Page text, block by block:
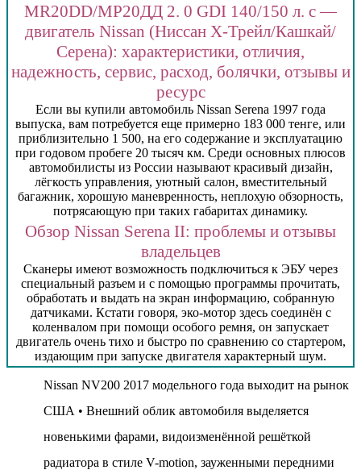
MR20DD/МР20ДД 2. 0 GDI 140/150 л. с —
двигатель Nissan (Ниссан Х-Трейл/Кашкай/
Серена): характеристики, отличия,
надежность, сервис, расход, болячки, отзывы и
ресурс
Если вы купили автомобиль Nissan Serena 1997 года
выпуска, вам потребуется еще примерно 183 000 тенге, или
приблизительно 1 500, на его содержание и эксплуатацию
при годовом пробеге 20 тысяч км. Среди основных плюсов
автомобилисты из России называют красивый дизайн,
лёгкость управления, уютный салон, вместительный
багажник, хорошую маневренность, неплохую обзорность,
потрясающую при таких габаритах динамику.
Обзор Nissan Serena II: проблемы и отзывы
владельцев
Сканеры имеют возможность подключиться к ЭБУ через
специальный разъем и с помощью программы прочитать,
обработать и выдать на экран информацию, собранную
датчиками. Кстати говоря, эко-мотор здесь соединён с
коленвалом при помощи особого ремня, он запускает
двигатель очень тихо и быстро по сравнению со стартером,
издающим при запуске двигателя характерный шум.
Nissan NV200 2017 модельного года выходит на рынок
США • Внешний облик автомобиля выделяется
новенькими фарами, видоизменённой решёткой
радиатора в стиле V-motion, зауженными передними